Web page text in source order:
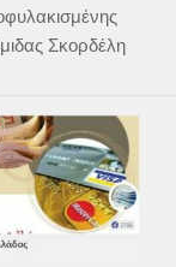
Σκορδέλη